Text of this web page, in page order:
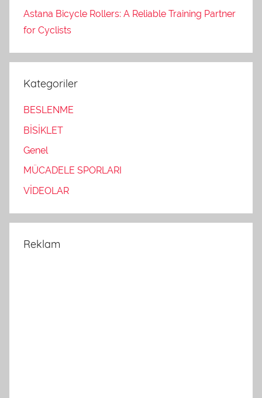
Astana Bicycle Rollers: A Reliable Training Partner
for Cyclists
Kategoriler
BESLENME
BİSİKLET
Genel
MÜCADELE SPORLARI
VİDEOLAR
Reklam